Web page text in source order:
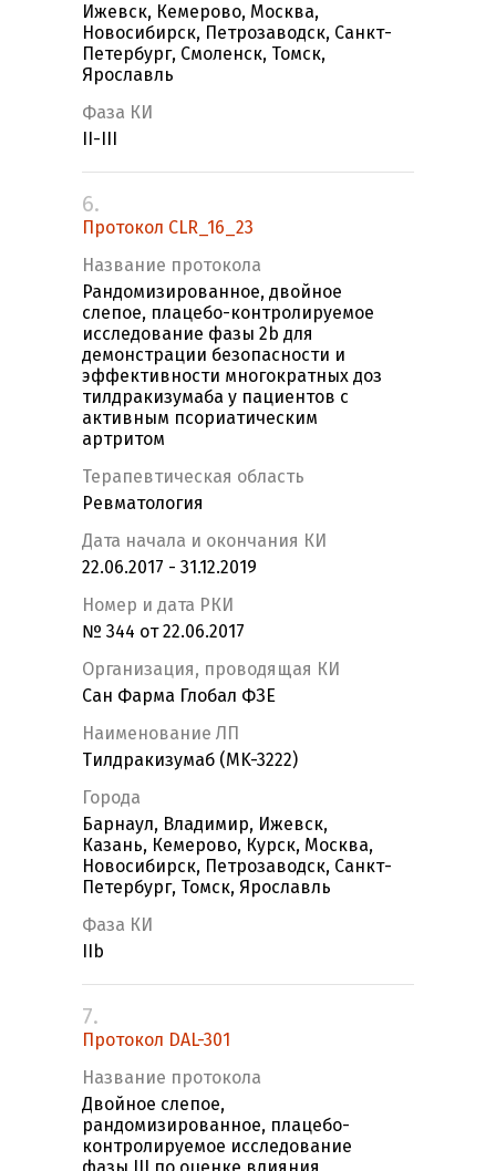
Ижевск, Кемерово, Москва,
Новосибирск, Петрозаводск, Санкт-
Петербург, Смоленск, Томск,
Ярославль
Фаза КИ
II-III
6.
Протокол CLR_16_23
Название протокола
Рандомизированное, двойное
слепое, плацебо-контролируемое
исследование фазы 2b для
демонстрации безопасности и
эффективности многократных доз
тилдракизумаба у пациентов с
активным псориатическим
артритом
Терапевтическая область
Ревматология
Дата начала и окончания КИ
22.06.2017 - 31.12.2019
Номер и дата РКИ
№ 344 от 22.06.2017
Организация, проводящая КИ
Сан Фарма Глобал ФЗЕ
Наименование ЛП
Тилдракизумаб (MK-3222)
Города
Барнаул, Владимир, Ижевск,
Казань, Кемерово, Курск, Москва,
Новосибирск, Петрозаводск, Санкт-
Петербург, Томск, Ярославль
Фаза КИ
IIb
7.
Протокол DAL-301
Название протокола
Двойное слепое,
рандомизированное, плацебо-
контролируемое исследование